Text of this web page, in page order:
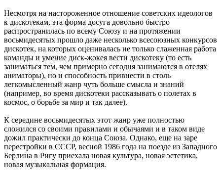
Несмотря на настороженное отношение советских идеологов
к дискотекам, эта форма досуга довольно быстро
распространилась по всему Союзу и на протяжении
восьмидесятых прошло даже несколько всесоюзных конкурсов
дискотек, на которых оценивалась не только слаженная работа
команды и умение диск-жокея вести дискотеку (то есть
заниматься тем, чем примерно сегодня занимаются в отелях
аниматоры), но и способность привнести в столь
легкомысленный жанр чуть больше смысла и знаний
(например, во время дискотеки рассказывать о полетах в
космос, о борьбе за мир и так далее).
К середине восьмидесятых этот жанр уже полностью
сложился со своими правилами и обычаями и в таком виде
дожил практически до конца Союза. Однако, еще на заре
перестройки в СССР, весной 1986 года на поезде из Западного
Берлина в Ригу приехала новая культура, новая эстетика,
новая музыкальная формация.